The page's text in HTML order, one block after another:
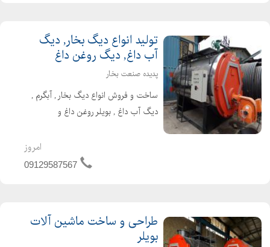
تولید انواع دیگ بخار, دیگ
آب داغ, دیگ روغن داغ
پدیده صنعت بخار
ساخت و فروش انواع دیگ بخار , آبگرم ,
دیگ آب داغ , بویلر روغن داغ و
دیگ روغن داغ برای پالایشگاه های تولید
قیر ،صنایع غذایی و لبنی ، صنایع کارتن
امروز
09129587567
طراحی و ساخت ماشین آلات
بویلر